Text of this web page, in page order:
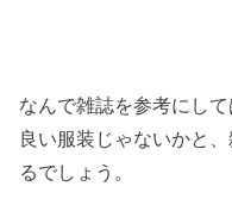
なんで雑誌を参考にし
良い服装じゃないかと
るでしょう。